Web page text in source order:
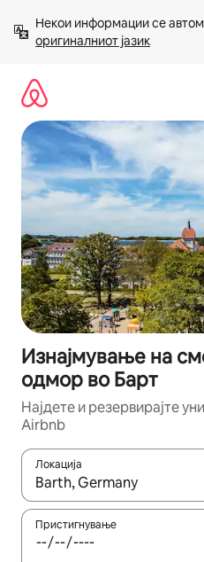
содржина
Некои информации се
оригиналниот јазик
Изнајмување на
одмор во Барт
Најдете и резервирајте
Airbnb
Локација
Кога резултатите се
Пристигнување